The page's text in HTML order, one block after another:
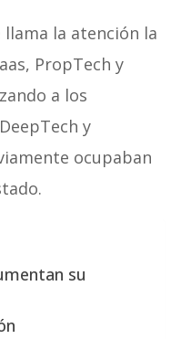
la atención la
PropTech y
a los
y
ocupaban
su